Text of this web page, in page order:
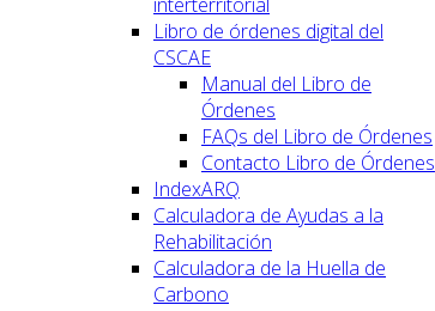
Libro de órdenes digital del
CSCAE
Manual del Libro de
Órdenes
FAQs del Libro de Órdenes
Contacto Libro de Órdenes
IndexARQ
Calculadora de Ayudas a la
Rehabilitación
Calculadora de la Huella de
Carbono